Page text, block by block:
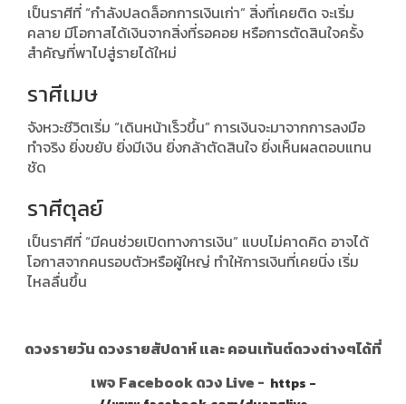
เป็นราศีที่ “กำลังปลดล็อกการเงินเก่า” สิ่งที่เคยติด จะเริ่ม
คลาย มีโอกาสได้เงินจากสิ่งที่รอคอย หรือการตัดสินใจครั้ง
สำคัญที่พาไปสู่รายได้ใหม่
ราศีเมษ
จังหวะชีวิตเริ่ม “เดินหน้าเร็วขึ้น” การเงินจะมาจากการลงมือ
ทำจริง ยิ่งขยับ ยิ่งมีเงิน ยิ่งกล้าตัดสินใจ ยิ่งเห็นผลตอบแทน
ชัด
ราศีตุลย์
เป็นราศีที่ “มีคนช่วยเปิดทางการเงิน” แบบไม่คาดคิด อาจได้
โอกาสจากคนรอบตัวหรือผู้ใหญ่ ทำให้การเงินที่เคยนิ่ง เริ่ม
ไหลลื่นขึ้น
ดวงรายวัน ดวงรายสัปดาห์ และ คอนเท้นต์ดวงต่างๆได้ที่
เพจ Facebook ดวง Live - https -